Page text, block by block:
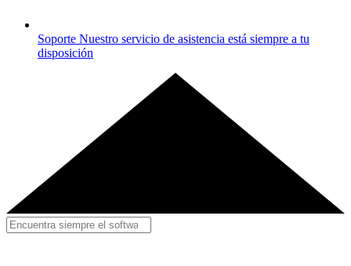
Soporte Nuestro servicio de asistencia está siempre a tu
disposición